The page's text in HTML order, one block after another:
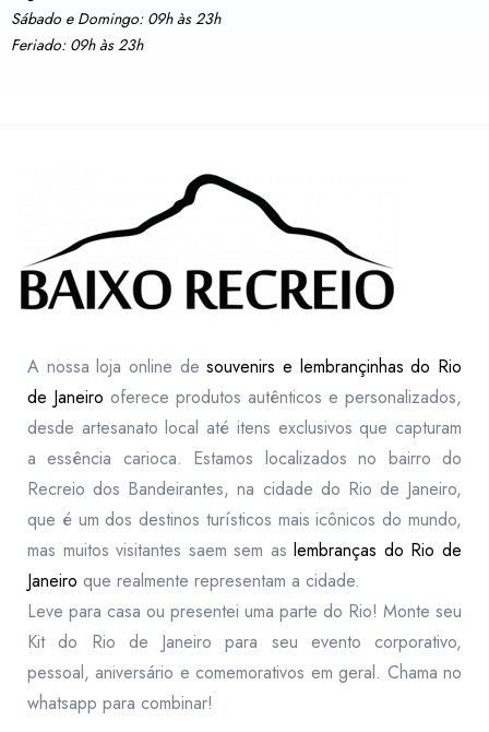
Sábado e Domingo: 09h às 23h
Feriado: 09h às 23h
A nossa loja online desouvenirs e lembrançinhas do Rio
de Janeiro oferece produtos autênticos e personalizados,
desde artesanato local até itens exclusivos que capturam
a essência carioca. Estamos localizados no bairro do
Recreio dos Bandeirantes, na cidade do Rio de Janeiro,
que é um dos destinos turísticos mais icônicos do mundo,
mas muitos visitantes saem sem aslembranças do Rio de
Janeiro que realmente representam a cidade.
Leve para casa ou presentei uma parte do Rio! Monte seu
Kit do Rio de Janeiro para seu evento corporativo,
pessoal, aniversário e comemorativos em geral. Chama no
whatsapp para combinar!